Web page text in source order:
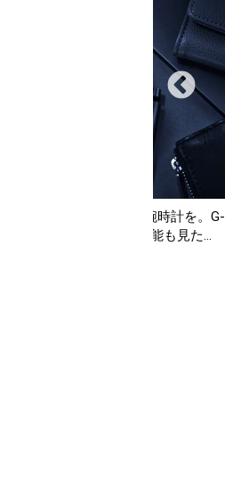
夏こそ“映える”タフな腕時計を。G-
」は本当に機能も見た…